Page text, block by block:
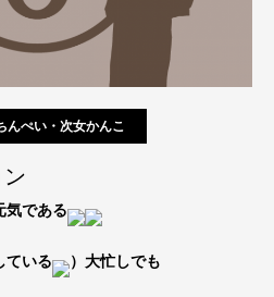
んぺい・次女かんこ
気である
ている ）大忙しでも